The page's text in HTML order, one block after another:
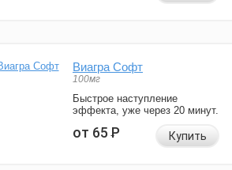
Виагра Софт
100мг
Быстрое наступление
эффекта, уже через 20 минут.
от 65Р Купить